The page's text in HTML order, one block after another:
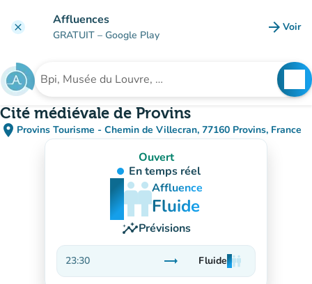
clear Affluences
GRATUIT – Google Play arrow_forward Voir
Rechercher un établissement
Cité médiévale de Provins
place Provins Tourisme - Chemin de Villecran, 77160 Provins, France
(ouvrir dans Google Maps)
(nouvel onglet)
Ouvert
En temps réel
man
man
manAffluence
Fluide
insightsPrévisions
23:30 trending_flat
Stable
Fluideman
man
man